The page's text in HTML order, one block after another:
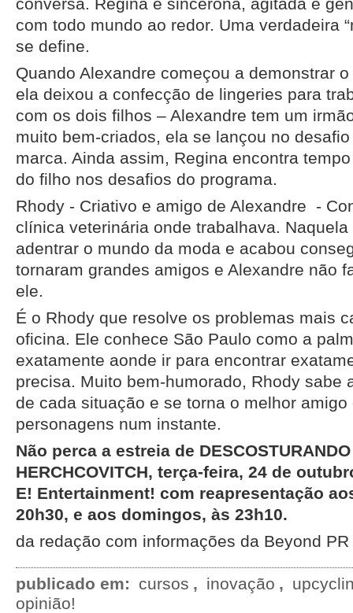
com todo mundo ao redor. Uma verdadeira
se define.
Quando Alexandre começou a demonstrar
ela deixou a confecção de lingeries para
com os dois filhos – Alexandre tem um
muito bem-criados, ela se lançou no
marca. Ainda assim, Regina encontra
do filho nos desafios do programa.
Rhody - Criativo e amigo de Alexandre -
clínica veterinária onde trabalhava.
adentrar o mundo da moda e acabou
tornaram grandes amigos e Alexandre não
ele.
É o Rhody que resolve os problemas mais
oficina. Ele conhece São Paulo como a
exatamente aonde ir para encontrar
precisa. Muito bem-humorado, Rhody sabe
de cada situação e se torna o melhor amigo
personagens num instante.
Não perca a estreia de
HERCHCOVITCH, terça-feira, 24 de
E! Entertainment! com reapresentação
20h30, e aos domingos, às 23h10.
da redação com informações da Beyond
publicado em: cursos , inovação ,
opinião!